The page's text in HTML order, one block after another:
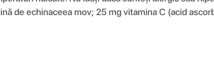
de echinaceea mov; 25 mg vitamina C (acid